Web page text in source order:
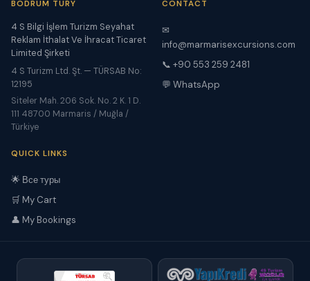
BODRUM TURY
4 S Bilgi İşlem Turizm Seyahat
Reklam İthalat Ve İhracat Ticaret
Limited Şirketi
4 S Turizm Ltd. Şt. — TÜRSAB No:
12195
Siteler Mah. 206 Sok. No. 2 K. 1 D.
111 48700 Marmaris / Muğla /
Türkiye
CONTACT
✉
info@marmarisexcursions.com
📞 +90 553 259 2481
💬 WhatsApp
QUICK LINKS
🌟 Все туры
🛒 My Cart
👤 My Bookings